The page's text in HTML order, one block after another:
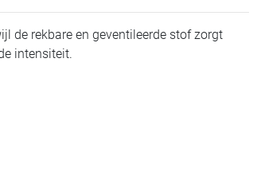
de rekbare en geventileerde stof zorgt
intensiteit.